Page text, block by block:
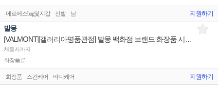
에르메스bag및지갑 신발 남 지원하기
발몽
[VALMONT][갤러리아명품관점] 발몽 백화점 브랜드 화장품 시니어 채용 건
채용시까지
화장품류
화장품 스킨케어 바디케어 지원하기